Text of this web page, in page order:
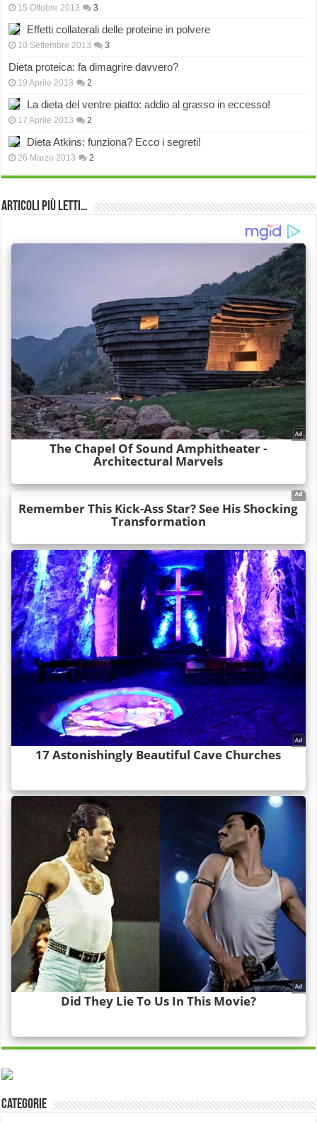
15 Ottobre 2013 3
Effetti collaterali delle proteine in polvere
10 Settembre 2013 3
Dieta proteica: fa dimagrire davvero?
19 Aprile 2013 2
La dieta del ventre piatto: addio al grasso in eccesso!
17 Aprile 2013 2
Dieta Atkins: funziona? Ecco i segreti!
26 Marzo 2013 2
Articoli più Letti…
Categorie